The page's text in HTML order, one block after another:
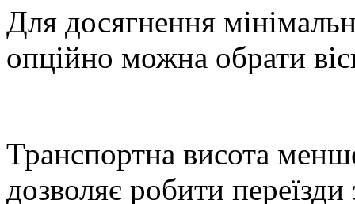
Для досягнення
опційно можна обрати
Транспортна висота
дозволяє робити